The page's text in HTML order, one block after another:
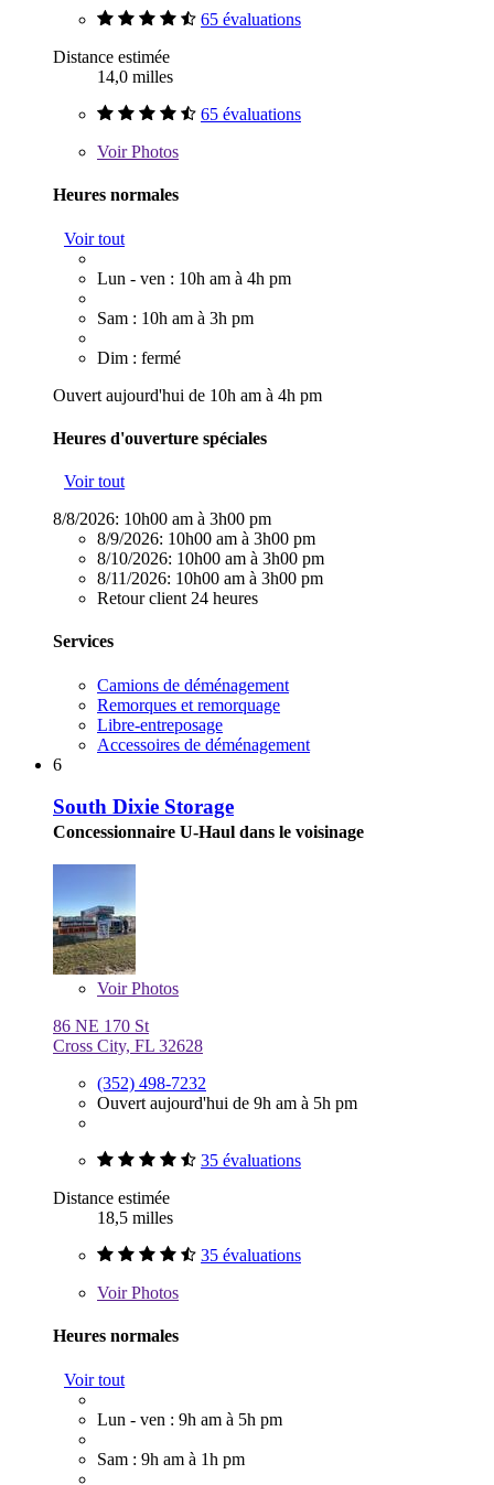
65 évaluations
Distance estimée
14,0 milles
65 évaluations
VoirPhotos
Heures normales
Voir tout
Lun - ven : 10h am à 4h pm
Sam : 10h am à 3h pm
Dim : fermé
Ouvert aujourd'hui de 10h am à 4h pm
Heures d'ouverture spéciales
Voir tout
8/8/2026: 10h00 am à 3h00 pm
8/9/2026: 10h00 am à 3h00 pm
8/10/2026: 10h00 am à 3h00 pm
8/11/2026: 10h00 am à 3h00 pm
Retour client 24 heures
Services
Camions de déménagement
Remorques et remorquage
Libre-entreposage
Accessoires de déménagement
6
South Dixie Storage
Concessionnaire U-Haul dans le voisinage
VoirPhotos
86 NE 170 St
Cross City, FL 32628
(352) 498-7232
Ouvert aujourd'hui de 9h am à 5h pm
35 évaluations
Distance estimée
18,5 milles
35 évaluations
VoirPhotos
Heures normales
Voir tout
Lun - ven : 9h am à 5h pm
Sam : 9h am à 1h pm